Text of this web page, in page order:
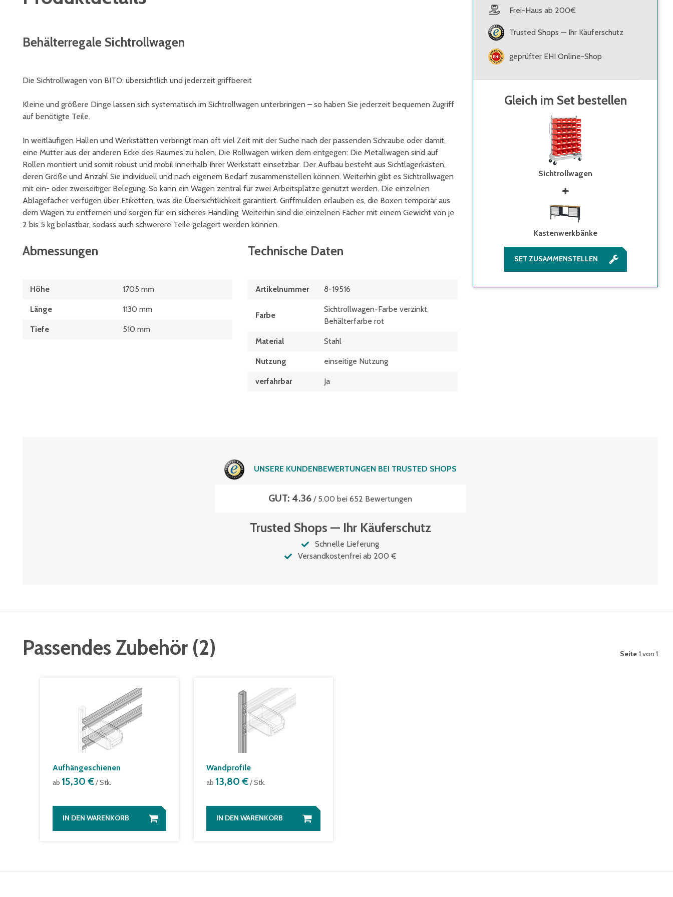
Behälterregale Sichtrollwagen
Die Sichtrollwagen von BITO: übersichtlich und jederzeit griffbereit
Kleine und größere Dinge lassen sich systematisch im Sichtrollwagen unterbringen – so haben Sie jederzeit bequemen Zugriff
auf benötigte Teile.
In weitläufigen Hallen und Werkstätten verbringt man oft viel Zeit mit der Suche nach der passenden Schraube oder damit,
eine Mutter aus der anderen Ecke des Raumes zu holen. Die Rollwagen wirken dem entgegen: Die Metallwagen sind auf
Rollen montiert und somit robust und mobil innerhalb Ihrer Werkstatt einsetzbar. Der Aufbau besteht aus Sichtlagerkästen,
deren Größe und Anzahl Sie individuell und nach eigenem Bedarf zusammenstellen können. Weiterhin gibt es Sichtrollwagen
mit ein- oder zweiseitiger Belegung. So kann ein Wagen zentral für zwei Arbeitsplätze genutzt werden. Die einzelnen
Ablagefächer verfügen über Etiketten, was die Übersichtlichkeit garantiert. Griffmulden erlauben es, die Boxen temporär aus
dem Wagen zu entfernen und sorgen für ein sicheres Handling. Weiterhin sind die einzelnen Fächer mit einem Gewicht von je
2 bis 5 kg belastbar, sodass auch schwerere Teile gelagert werden können.
Abmessungen
Höhe 1705 mm
Länge 1130 mm
Tiefe 510 mm
Technische Daten
Artikelnummer 8-19516
Farbe
Sichtrollwagen-Farbe verzinkt,
Behälterfarbe rot
Material Stahl
Nutzung einseitige Nutzung
verfahrbar Ja
Frei-Haus ab 200€
Trusted Shops — Ihr Käuferschutz
geprüfter EHI Online-Shop
Gleich im Set bestellen
Sichtrollwagen
Kastenwerkbänke
SET ZUSAMMENSTELLEN
UNSERE KUNDENBEWERTUNGEN BEI TRUSTED SHOPS
GUT: 4.36 / 5.00 bei 652 Bewertungen
Trusted Shops — Ihr Käuferschutz
Schnelle Lieferung
Versandkostenfrei ab 200 €
Passendes Zubehör (2) Seite 1 von 1
Aufhängeschienen
ab 15,30 €/ Stk.
IN DEN WARENKORB
Wandprofile
ab 13,80 €/ Stk.
IN DEN WARENKORB